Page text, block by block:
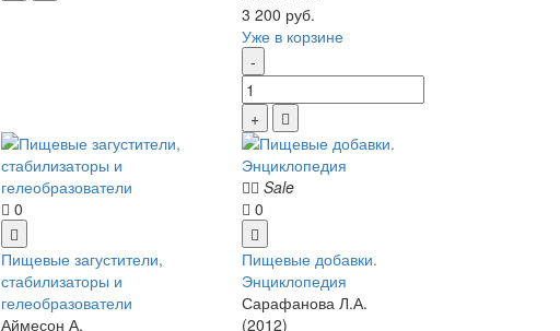
3 200 руб.
Уже в корзине
0
Пищевые загустители,
стабилизаторы и
гелеобразователи
Аймесон А.
Sale
0
Пищевые добавки.
Энциклопедия
Сарафанова Л.А.
(2012)